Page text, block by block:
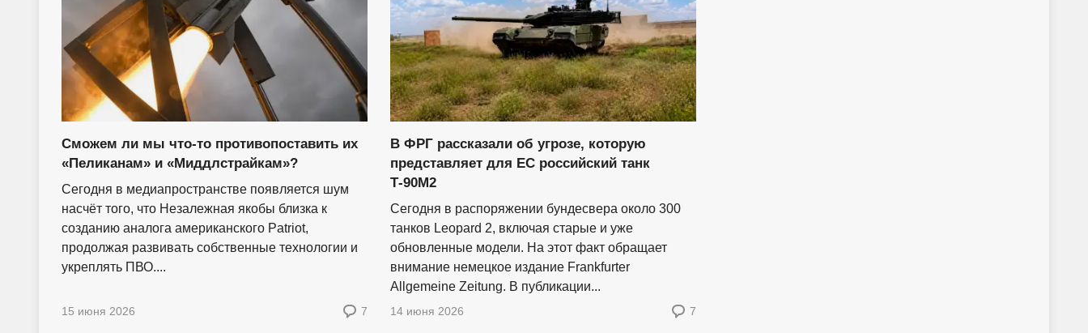
Сможем ли мы что-то противопоставить их
«Пеликанам» и «Миддлстрайкам»?
Сегодня в медиапространстве появляется шум
насчёт того, что Незалежная якобы близка к
созданию аналога американского Patriot,
продолжая развивать собственные технологии и
укреплять ПВО....
15 июня 2026 7
В ФРГ рассказали об угрозе, которую
представляет для ЕС российский танк
Т-90М2
Сегодня в распоряжении бундесвера около 300
танков Leopard 2, включая старые и уже
обновленные модели. На этот факт обращает
внимание немецкое издание Frankfurter
Allgemeine Zeitung. В публикации...
14 июня 2026 7